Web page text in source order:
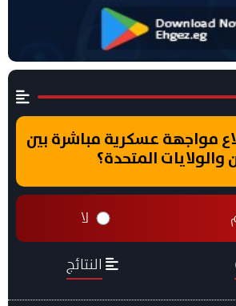
مواجهة عسكرية مباشرة بين
والولايات المتحدة؟
لا
النتائج